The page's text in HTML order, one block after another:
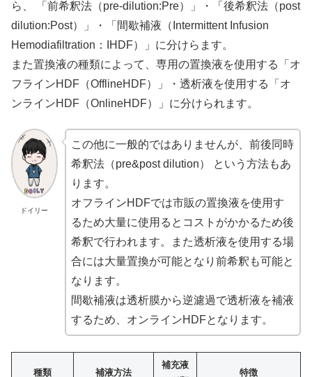
ら、 「前希釈法（pre-dilution:Pre）」・「後希釈法（post
dilution:Post）」・「間歇補液（Intermittent Infusion
Hemodiafiltration：IHDF）」に分けらます。
また置換液の種類によって、専用の置換液を使用する「オ
フラインHDF（OfflineHDF）」・透析液を使用する「オ
ンラインHDF（OnlineHDF）」に分けられます。
ドイリー
この他に一般的ではありませんが、前後同時
希釈法（pre&post dilution） という方法もあ
ります。
オフラインHDFでは市販の置換液を使用す
るため大量に使用るとコストがかかるため後
希釈で行われます。また透析液を使用する場
合には大量置換が可能となり前希釈も可能と
なります。
間歇補液は透析膜から逆濾過で透析液を補液
するため、オンラインHDFとなります。
種類 補液方法
補充液
特徴